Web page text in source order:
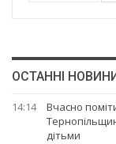
ОСТАННІ НОВИНИ
14:14
Вчасно
дітьми